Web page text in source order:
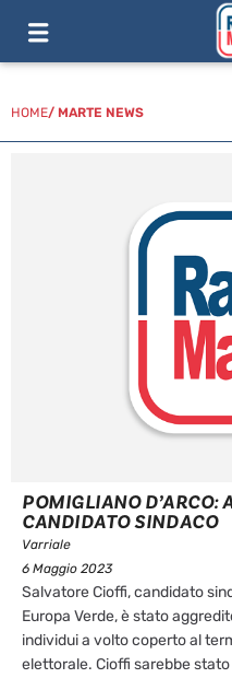
HOME/ MARTE NEWS
POMIGLIANO D’ARCO:
CANDIDATO SINDACO
Varriale
6 Maggio 2023
Salvatore Cioffi, candidato
Europa Verde, è stato
individui a volto coperto al
elettorale. Cioffi sarebbe